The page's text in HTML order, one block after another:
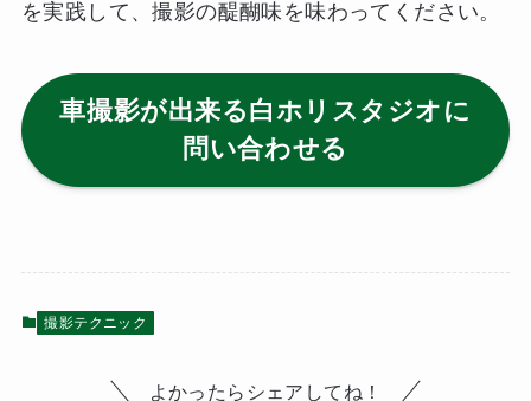
を実践して、撮影の醍醐味を味わってください。
車撮影が出来る白ホリスタジオに
問い合わせる
撮影テクニック
よかったらシェアしてね！